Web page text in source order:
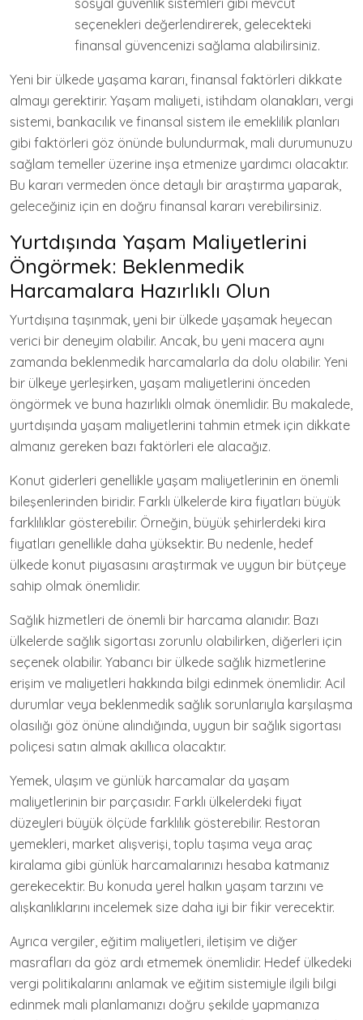
sosyal güvenlik sistemleri gibi mevcut
seçenekleri değerlendirerek, gelecekteki
finansal güvencenizi sağlama alabilirsiniz.
Yeni bir ülkede yaşama kararı, finansal faktörleri dikkate
almayı gerektirir. Yaşam maliyeti, istihdam olanakları, vergi
sistemi, bankacılık ve finansal sistem ile emeklilik planları
gibi faktörleri göz önünde bulundurmak, mali durumunuzu
sağlam temeller üzerine inşa etmenize yardımcı olacaktır.
Bu kararı vermeden önce detaylı bir araştırma yaparak,
geleceğiniz için en doğru finansal kararı verebilirsiniz.
Yurtdışında Yaşam Maliyetlerini
Öngörmek: Beklenmedik
Harcamalara Hazırlıklı Olun
Yurtdışına taşınmak, yeni bir ülkede yaşamak heyecan
verici bir deneyim olabilir. Ancak, bu yeni macera aynı
zamanda beklenmedik harcamalarla da dolu olabilir. Yeni
bir ülkeye yerleşirken, yaşam maliyetlerini önceden
öngörmek ve buna hazırlıklı olmak önemlidir. Bu makalede,
yurtdışında yaşam maliyetlerini tahmin etmek için dikkate
almanız gereken bazı faktörleri ele alacağız.
Konut giderleri genellikle yaşam maliyetlerinin en önemli
bileşenlerinden biridir. Farklı ülkelerde kira fiyatları büyük
farklılıklar gösterebilir. Örneğin, büyük şehirlerdeki kira
fiyatları genellikle daha yüksektir. Bu nedenle, hedef
ülkede konut piyasasını araştırmak ve uygun bir bütçeye
sahip olmak önemlidir.
Sağlık hizmetleri de önemli bir harcama alanıdır. Bazı
ülkelerde sağlık sigortası zorunlu olabilirken, diğerleri için
seçenek olabilir. Yabancı bir ülkede sağlık hizmetlerine
erişim ve maliyetleri hakkında bilgi edinmek önemlidir. Acil
durumlar veya beklenmedik sağlık sorunlarıyla karşılaşma
olasılığı göz önüne alındığında, uygun bir sağlık sigortası
poliçesi satın almak akıllıca olacaktır.
Yemek, ulaşım ve günlük harcamalar da yaşam
maliyetlerinin bir parçasıdır. Farklı ülkelerdeki fiyat
düzeyleri büyük ölçüde farklılık gösterebilir. Restoran
yemekleri, market alışverişi, toplu taşıma veya araç
kiralama gibi günlük harcamalarınızı hesaba katmanız
gerekecektir. Bu konuda yerel halkın yaşam tarzını ve
alışkanlıklarını incelemek size daha iyi bir fikir verecektir.
Ayrıca vergiler, eğitim maliyetleri, iletişim ve diğer
masrafları da göz ardı etmemek önemlidir. Hedef ülkedeki
vergi politikalarını anlamak ve eğitim sistemiyle ilgili bilgi
edinmek mali planlamanızı doğru şekilde yapmanıza